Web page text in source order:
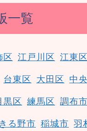
一覧
区 江戸川区 江東区
台東区 大田区 中
黒区 練馬区 調布市
る野市 稲城市 羽